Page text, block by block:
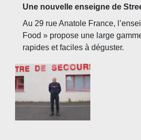
Une nouvelle enseigne de
Au 29 rue Anatole France,
Food » propose une large
rapides et faciles à déguster.